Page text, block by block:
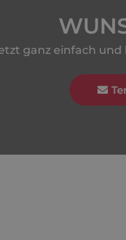
ganz einfach und